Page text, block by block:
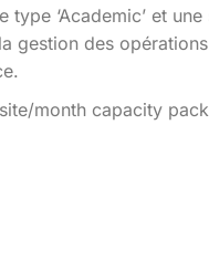
‘Academic’ et
gestion des
month capacity